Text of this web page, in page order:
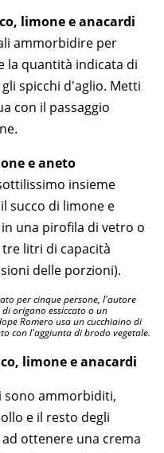
limone e anacardi
ammorbidire per
la quantità indicata di
spicchi d'aglio. Metti
con il passaggio
e aneto
insieme
succo di limone e
una pirofila di vetro o
litri di capacità
delle porzioni).
per cinque persone, l'autore
origano essiccato o un
Romero usa un cucchiaino di
con l'aggiunta di brodo vegetale.
limone e anacardi
sono ammorbiditi,
e il resto degli
ottenere una crema